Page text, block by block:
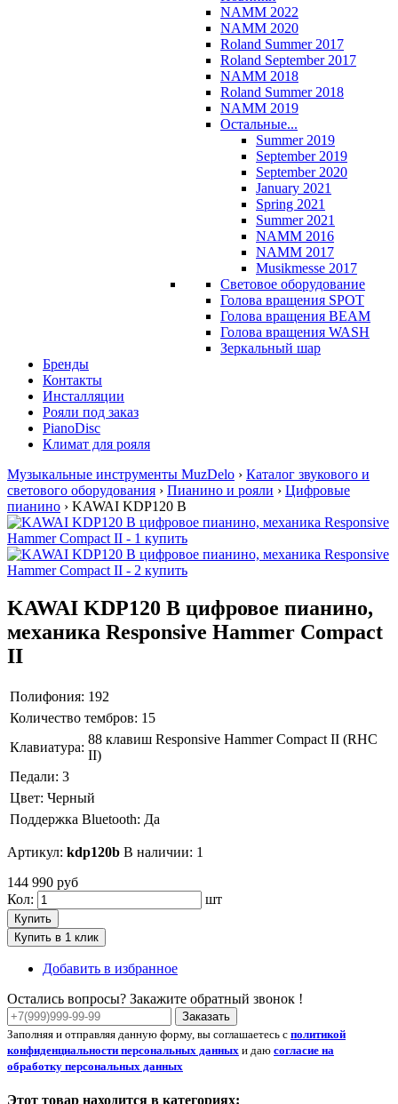
NAMM 2022
NAMM 2020
Roland Summer 2017
Roland September 2017
NAMM 2018
Roland Summer 2018
NAMM 2019
Остальные...
Summer 2019
September 2019
September 2020
January 2021
Spring 2021
Summer 2021
NAMM 2016
NAMM 2017
Musikmesse 2017
Световое оборудование
Голова вращения SPOT
Голова вращения BEAM
Голова вращения WASH
Зеркальный шар
Бренды
Контакты
Инсталляции
Рояли под заказ
PianoDisc
Климат для рояля
Музыкальные инструменты MuzDelo › Каталог звукового и
светового оборудования › Пианино и рояли › Цифровые
пианино › KAWAI KDP120 B
KAWAI KDP120 B цифровое пианино,
механика Responsive Hammer Compact
II
Полифония: 192
Количество тембров: 15
Клавиатура:
88 клавиш Responsive Hammer Compact II (RHC
II)
Педали: 3
Цвет: Черный
Поддержка Bluetooth: Да
Артикул: kdp120b В наличии: 1
144 990 руб
Кол:
шт
Купить
Купить в 1 клик
Добавить в избранное
Остались вопросы? Закажите обратный звонок !
Заказать
Заполняя и отправляя данную форму, вы соглашаетесь с политикой
конфиденциальности персональных данных и даю согласие на
обработку персональных данных
Этот товар находится в категориях: